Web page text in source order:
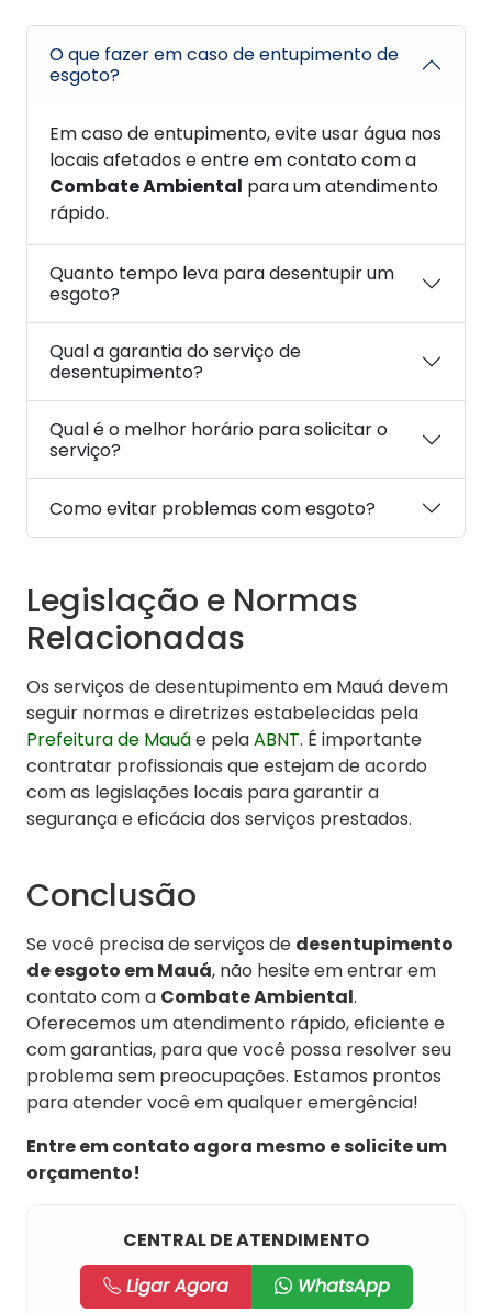
O que fazer em caso de entupimento de
esgoto?
Em caso de entupimento, evite usar água nos
locais afetados e entre em contato com a
Combate Ambiental para um atendimento
rápido.
Quanto tempo leva para desentupir um
esgoto?
Qual a garantia do serviço de
desentupimento?
Qual é o melhor horário para solicitar o
serviço?
Como evitar problemas com esgoto?
Legislação e Normas
Relacionadas
Os serviços de desentupimento em Mauá devem
seguir normas e diretrizes estabelecidas pela
Prefeitura de Mauáe pelaABNT. É importante
contratar profissionais que estejam de acordo
com as legislações locais para garantir a
segurança e eficácia dos serviços prestados.
Conclusão
Se você precisa de serviços de desentupimento
de esgoto em Mauá, não hesite em entrar em
contato com a Combate Ambiental.
Oferecemos um atendimento rápido, eficiente e
com garantias, para que você possa resolver seu
problema sem preocupações. Estamos prontos
para atender você em qualquer emergência!
Entre em contato agora mesmo e solicite um
orçamento!
CENTRAL DE ATENDIMENTO
Ligar Agora
WhatsApp